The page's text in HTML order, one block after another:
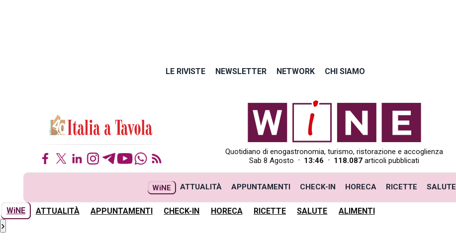
LE RIVISTE NEWSLETTER NETWORK CHI SIAMO
Quotidiano di enogastronomia, turismo, ristorazione e accoglienza
Sab 8 Agosto • 13:46 • 118.087 articoli pubblicati
WiNE ATTUALITÀ APPUNTAMENTI CHECK-IN HORECA RICETTE SALUTE
WiNE ATTUALITÀ APPUNTAMENTI CHECK-IN HORECA RICETTE SALUTE ALIMENTI
›